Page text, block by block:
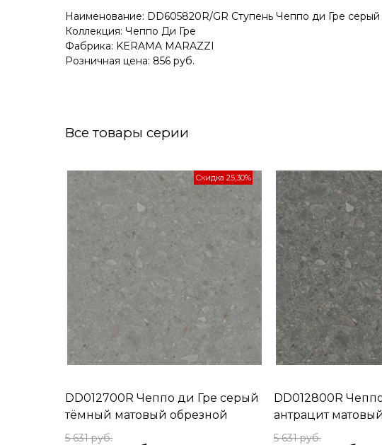
Наименование: DD605820R/GR Ступень Чеппо ди Гре
Коллекция: Чеппо Ди Гре
Фабрика: KERAMA MARAZZI
Розничная цена: 856 руб.
Все товары серии
DD012700R Чеппо ди Гре серый
тёмный матовый обрезной
119,5x119,5x1,1
Скидка 25,30%
5 631 руб.
DD012800R
антрацит
119,5x119,5x1,1
5 631 руб.